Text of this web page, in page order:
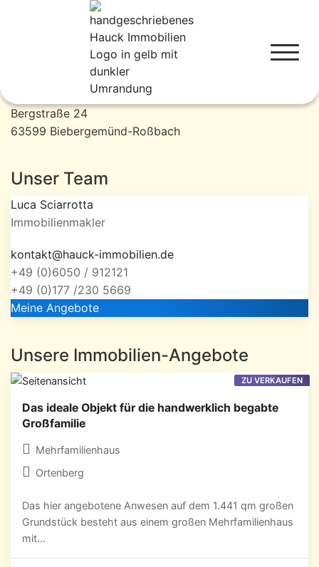
Hauck Immobilien
Bergstraße 24
63599 Biebergemünd-Roßbach
Unser Team
Luca Sciarrotta
Immobilienmakler
kontakt@hauck-immobilien.de
+49 (0)6050 / 912121
+49 (0)177 /230 5669
Meine Angebote
Unsere Immobilien-Angebote
Das ideale Objekt für die handwerklich begabte
Großfamilie
Mehrfamilienhaus
Ortenberg
Das hier angebotene Anwesen auf dem 1.441 qm großen
Grundstück besteht aus einem großen Mehrfamilienhaus
mit...
ZU VERKAUFEN